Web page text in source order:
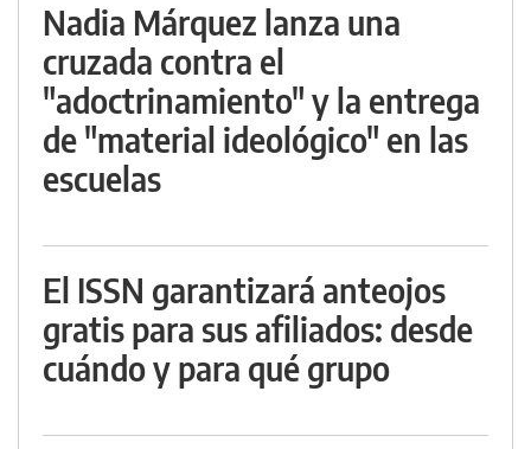
Nadia Márquez lanza una
cruzada contra el
"adoctrinamiento" y la entrega
de "material ideológico" en las
escuelas
El ISSN garantizará anteojos
gratis para sus afiliados: desde
cuándo y para qué grupo